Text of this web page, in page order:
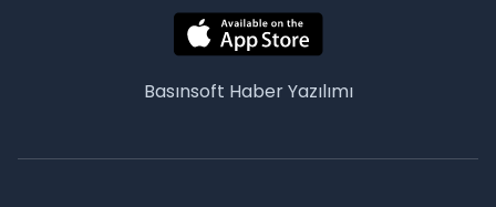
Basınsoft Haber Yazılımı